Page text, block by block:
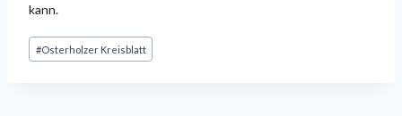
kann.
Schlagworte:
#Osterholzer Kreisblatt